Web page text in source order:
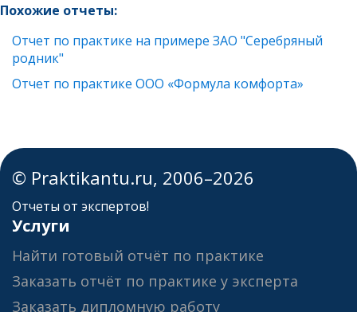
Похожие отчеты:
Отчет по практике на примере ЗАО "Серебряный
родник"
Отчет по практике ООО «Формула комфорта»
© Praktikantu.ru, 2006–2026
Отчеты от экспертов!
Услуги
Найти готовый отчёт по практике
Заказать отчёт по практике у эксперта
Заказать дипломную работу